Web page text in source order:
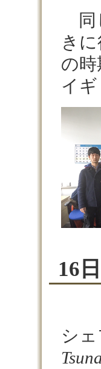
同
き
の
イ
16
シ